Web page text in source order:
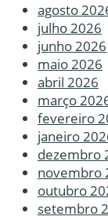
agosto
julho 2026
junho 2026
maio 2026
abril 2026
março
fevereiro
janeiro
dezembro
novembro
outubro
setembro